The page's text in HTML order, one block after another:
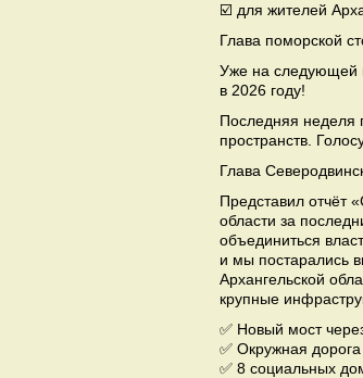
☑️ для жителей
Глава поморской
Уже на следующей
в 2026 году!
Последняя неделя
пространств.
Глава
Представил отчёт
области за
объединиться
и мы постарались
Архангельской
крупные
✅ Новый мост
✅ Окружная
✅ 8 социальных